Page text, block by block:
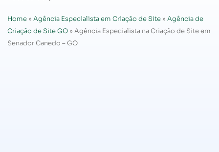
Home » Agência Especialista em Criação de Site » Agência de
Criação de Site GO » Agência Especialista na Criação de Site em
Senador Canedo – GO